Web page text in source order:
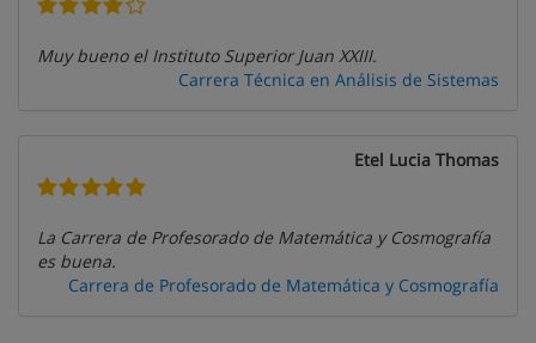
Muy bueno el Instituto Superior Juan XXIII.
Carrera Técnica en Análisis de Sistemas
Etel Lucia Thomas
La Carrera de Profesorado de Matemática y Cosmografía
es buena.
Carrera de Profesorado de Matemática y Cosmografía